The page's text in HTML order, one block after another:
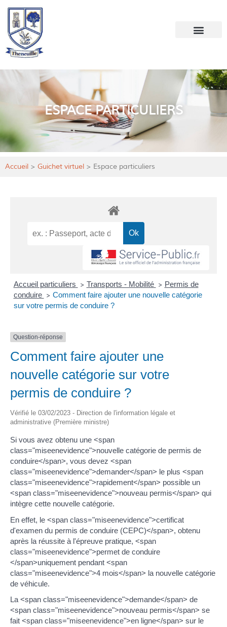
ESPACE PARTICULIERS
Accueil > Guichet virtuel > Espace particuliers
Accueil particuliers > Transports - Mobilité > Permis de
conduire > Comment faire ajouter une nouvelle catégorie
sur votre permis de conduire ?
Question-réponse
Comment faire ajouter une
nouvelle catégorie sur votre
permis de conduire ?
Vérifié le 03/02/2023 - Direction de l'information légale et
administrative (Première ministre)
Si vous avez obtenu une <span
class="miseenevidence">nouvelle catégorie de permis de
conduire</span>, vous devez <span
class="miseenevidence">demander</span> le plus <span
class="miseenevidence">rapidement</span> possible un
<span class="miseenevidence">nouveau permis</span> qui
intègre cette nouvelle catégorie.
En effet, le <span class="miseenevidence">certificat
d'examen du permis de conduire (CEPC)</span>, obtenu
après la réussite à l'épreuve pratique, <span
class="miseenevidence">permet de conduire
</span>uniquement pendant <span
class="miseenevidence">4 mois</span> la nouvelle catégorie
de véhicule.
La <span class="miseenevidence">demande</span> de
<span class="miseenevidence">nouveau permis</span> se
fait <span class="miseenevidence">en ligne</span> sur le